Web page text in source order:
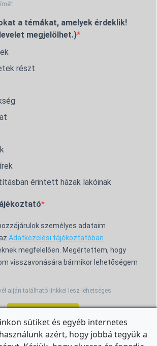
a témákat, amelyek érdeklik!
megjelölhet.)
részt
érintett házak lakóinak
személyes adataim
Adatkezelési tájékoztatóban
megfelelően. Megértettem, hogy
visszavonására bármikor lehetőségem
alján található linkkel lesz lehetséges.
clickHERE.
sütiket és egyéb internetes
azért, hogy jobbá tegyük a